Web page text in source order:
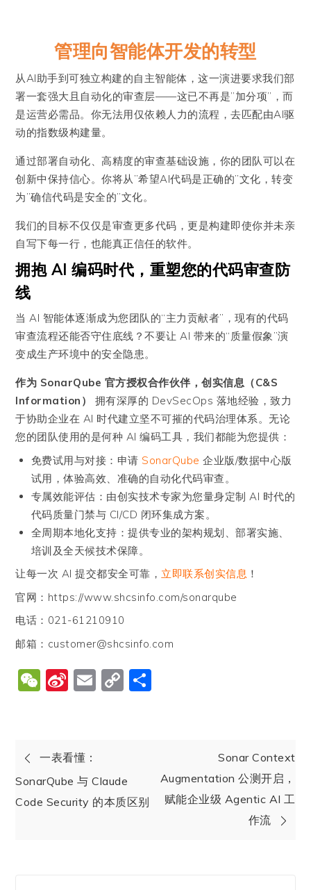
管理向智能体开发的转型
从AI助手到可独立构建的自主智能体，这一演进要求我们部
署一套强大且自动化的审查层——这已不再是”加分项”，而
是运营必需品。你无法用仅依赖人力的流程，去匹配由AI驱
动的指数级构建量。
通过部署自动化、高精度的审查基础设施，你的团队可以在
创新中保持信心。你将从”希望AI代码是正确的”文化，转变
为”确信代码是安全的”文化。
我们的目标不仅仅是审查更多代码，更是构建即使你并未亲
自写下每一行，也能真正信任的软件。
拥抱 AI 编码时代，重塑您的代码审查防
线
当 AI 智能体逐渐成为您团队的“主力贡献者”，现有的代码
审查流程还能否守住底线？不要让 AI 带来的“质量假象”演
变成生产环境中的安全隐患。
作为 SonarQube 官方授权合作伙伴，创实信息（C&S
Information）
拥有深厚的 DevSecOps 落地经验，致力
于协助企业在 AI 时代建立坚不可摧的代码治理体系。无论
您的团队使用的是何种 AI 编码工具，我们都能为您提供：
免费试用与对接：申请 SonarQube 企业版/数据中心版
试用，体验高效、准确的自动化代码审查。
专属效能评估：由创实技术专家为您量身定制 AI 时代的
代码质量门禁与 CI/CD 闭环集成方案。
全周期本地化支持：提供专业的架构规划、部署实施、
培训及全天候技术保障。
让每一次 AI 提交都安全可靠， 立即联系创实信息 ！
官网：https://www.shcsinfo.com/sonarqube
电话：021-61210910
邮箱：customer@shcsinfo.com
WeChat
SinaEmail
Copy
一表看懂：
SonarQube 与 Claude
Code Security 的本质区别
Sonar Context
Augmentation 公测开启，
赋能企业级 Agentic AI 工
作流